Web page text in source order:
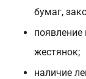
бумаг,
появление
жестянок;
наличие